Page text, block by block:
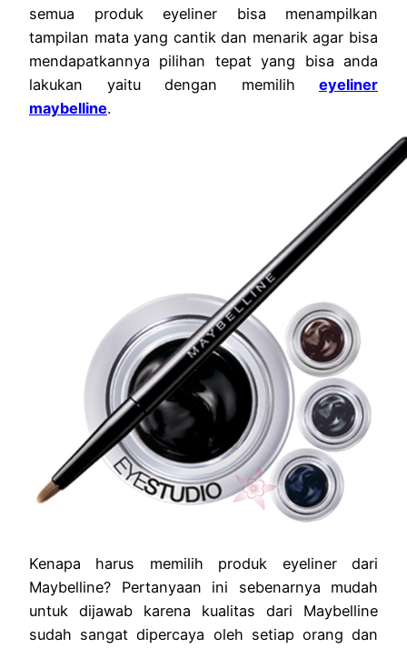
semua produk eyeliner bisa menampilkan
tampilan mata yang cantik dan menarik agar bisa
mendapatkannya pilihan tepat yang bisa anda
lakukan yaitu dengan memilih eyeliner
maybelline.
Kenapa harus memilih produk eyeliner dari
Maybelline? Pertanyaan ini sebenarnya mudah
untuk dijawab karena kualitas dari Maybelline
sudah sangat dipercaya oleh setiap orang dan